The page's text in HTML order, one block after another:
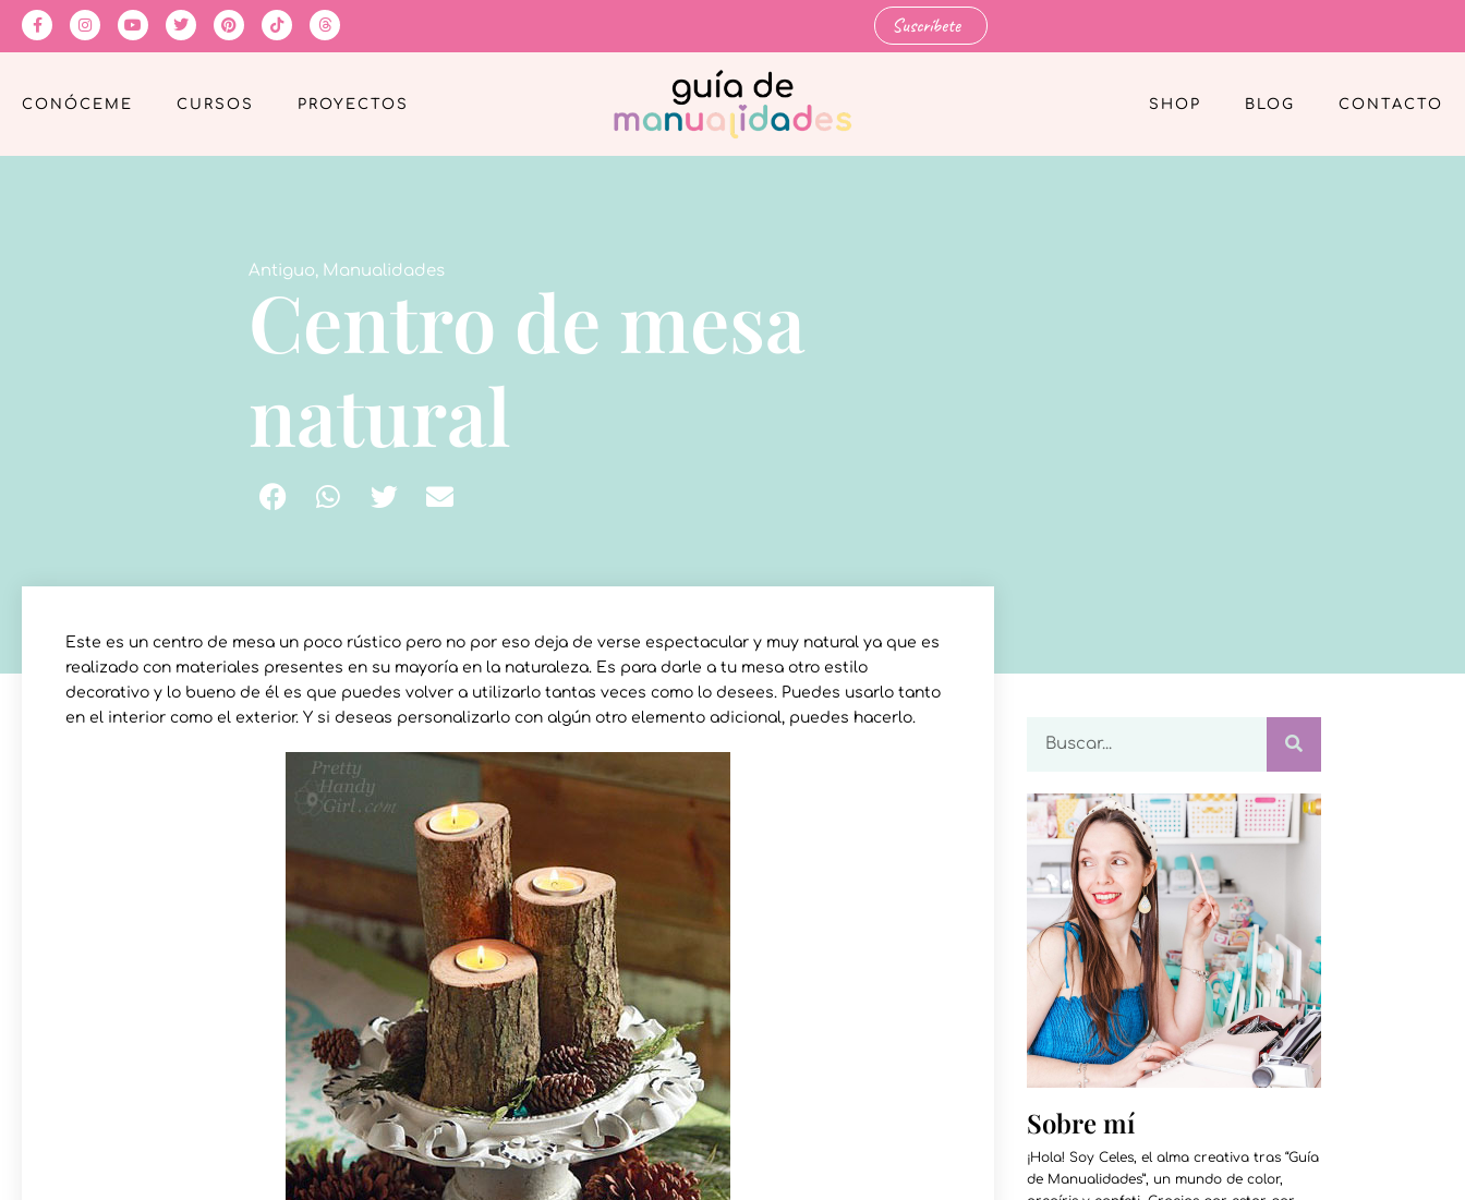
Suscríbete
CONÓCEME CURSOS PROYECTOS SHOP BLOG CONTACTO
Antiguo, Manualidades
Centro de mesa
natural
Este es un centro de mesa un poco rústico pero no por eso deja de verse espectacular y muy natural ya que es
realizado con materiales presentes en su mayoría en la naturaleza. Es para darle a tu mesa otro estilo
decorativo y lo bueno de él es que puedes volver a utilizarlo tantas veces como lo desees. Puedes usarlo tanto
en el interior como el exterior. Y si deseas personalizarlo con algún otro elemento adicional, puedes hacerlo.
Sobre mí
¡Hola! Soy Celes, el alma creativa tras “Guía
de Manualidades”, un mundo de color,